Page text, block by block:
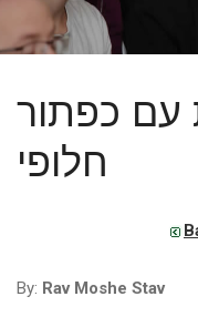
עם כפתור
חלופי
By: Rav Moshe Stav